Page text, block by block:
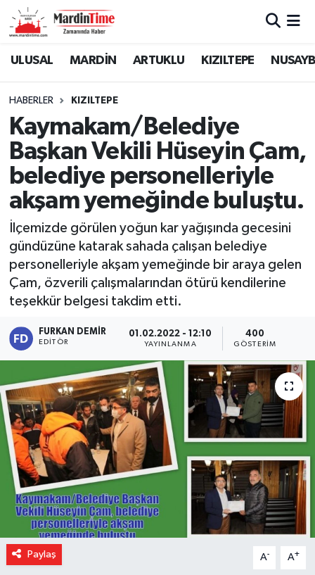
ULUSAL MARDİN ARTUKLU KIZILTEPE
HABERLER KIZILTEPE
Kaymakam/Belediye
Başkan Vekili Hüseyin Çam,
belediye personelleriyle
akşam yemeğinde buluştu.
İlçemizde görülen yoğun kar yağışında gecesini
gündüzüne katarak sahada çalışan belediye
personelleriyle akşam yemeğinde bir araya gelen
Çam, özverili çalışmalarından ötürü kendilerine
teşekkür belgesi takdim etti.
FURKAN DEMIR
EDITÖR
01.02.2022 - 12:10
YAYINLANMA
400
GÖSTERIM
Paylaş A- A+
Mardin Nöbetçi Eczaneler
Mardin Namaz Vakitleri
Mardin Trafik Yoğunluk Haritası
Süper Lig Puan Durumu ve Fikstür
Tüm Manşetler
Son Dakika Haberleri
Haber Arşivi